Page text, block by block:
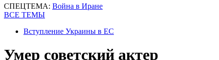
СПЕЦТЕМА: Война в Иране
ВСЕ ТЕМЫ
Вступление Украины в ЕС
Умер советский актер